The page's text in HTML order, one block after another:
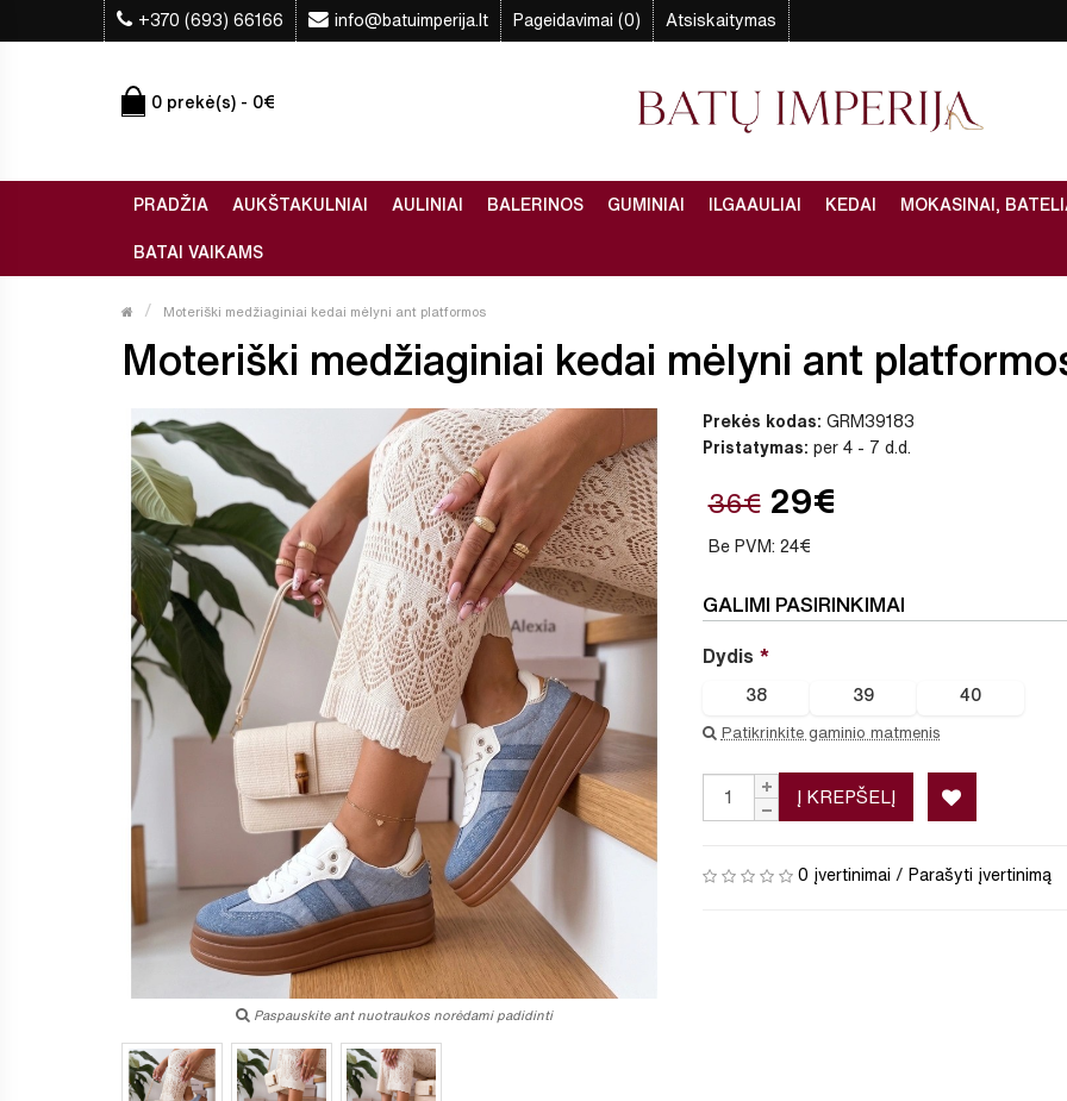
+370 (693) 66166 info@batuimperija.lt Pageidavimai (0) Atsiskaitymas
0 prekė(s) - 0€
PRADŽIA AUKŠTAKULNIAI AULINIAI BALERINOS GUMINIAI ILGAAULIAI KEDAI MOKASINAI,
BATAI VAIKAMS
Moteriški medžiaginiai kedai mėlyni ant platformos
Moteriški medžiaginiai kedai mėlyni ant
Paspauskite ant nuotraukos norėdami padidinti
Prekės kodas: GRM39183
Pristatymas: per 4 - 7 d.d.
36€ 29€
Be PVM: 24€
GALIMI PASIRINKIMAI
Dydis
38 39 40
Patikrinkite gaminio matmenis
Į KREPŠELĮ
0 įvertinimai / Parašyti įvertinimą